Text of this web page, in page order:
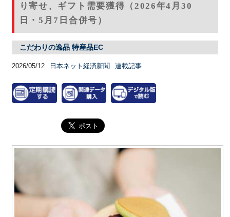
り寄せ、ギフト需要獲得（2026年4月30
日・5月7日合併号）
こだわりの逸品 特産品EC
2026/05/12 日本ネット経済新聞 連載記事